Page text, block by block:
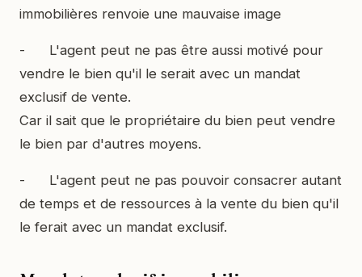
immobilières renvoie une mauvaise image
- L'agent peut ne pas être aussi motivé pour
vendre le bien qu'il le serait avec un mandat
exclusif de vente.
Car il sait que le propriétaire du bien peut vendre
le bien par d'autres moyens.
- L'agent peut ne pas pouvoir consacrer autant
de temps et de ressources à la vente du bien qu'il
le ferait avec un mandat exclusif.